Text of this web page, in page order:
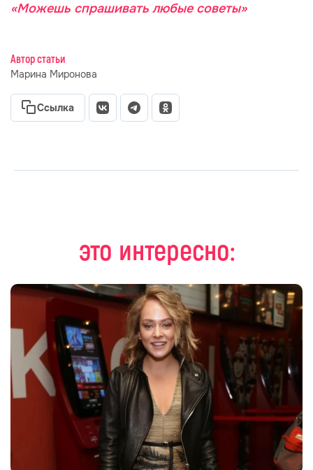
«Можешь спрашивать любые советы»
Автор статьи
Марина Миронова
Ссылка
это интересно: